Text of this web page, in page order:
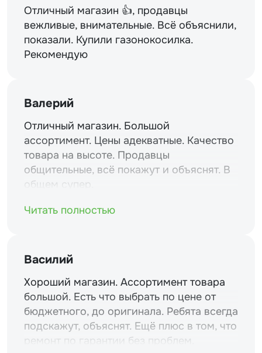
Отличный магазин 👍, продавцы
вежливые, внимательные. Всё объяснили,
показали. Купили газонокосилка.
Рекомендую
Валерий
Отличный магазин. Большой
ассортимент. Цены адекватные. Качество
товара на высоте. Продавцы
общительные, всё покажут и объяснят. В
общем супер.
Читать полностью
Василий
Хороший магазин. Ассортимент товара
большой. Есть что выбрать по цене от
бюджетного, до оригинала. Ребята всегда
подскажут, объяснят. Ещё плюс в том, что
ремонт по гарантии без проблем.